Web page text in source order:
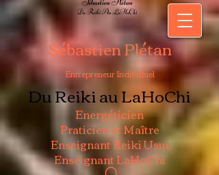
Sébastien Plétan
Entrepreneur Individuel
Du Reiki au LaHoChi
Energéticien
Praticien et Maître
Enseignant Reiki Usui
Enseignant LaHoChi